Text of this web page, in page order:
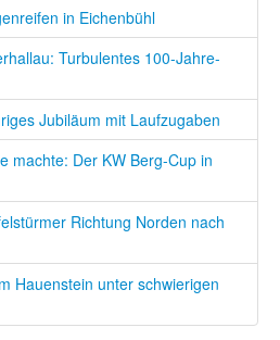
in Eichenbühl
Turbulentes 100-Jahre-
Jubiläum mit Laufzugaben
machte: Der KW Berg-Cup in
Richtung Norden nach
Hauenstein unter schwierigen